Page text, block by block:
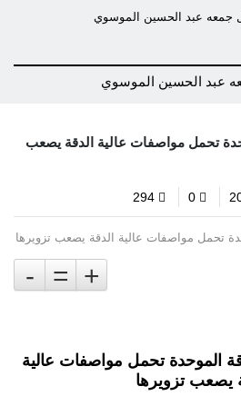
تحمل مواصفات عالية الدقة يصعب
+
=
-